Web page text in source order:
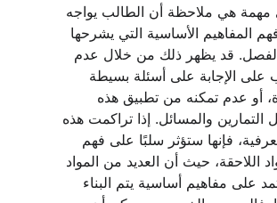
مهمة هي ملاحظة أن الطالب يواجه
المفاهيم الأساسية التي يشرحها
قد يظهر ذلك من خلال عدم
على الإجابة على أسئلة بسيطة
أو عدم تمكنه من تطبيق هذه
التمارين والمسائل. إذا تراكمت هذه
فإنها ستؤثر سلبًا على فهم
اللاحقة، حيث أن العديد من المواد
على مفاهيم أساسية يتم البناء